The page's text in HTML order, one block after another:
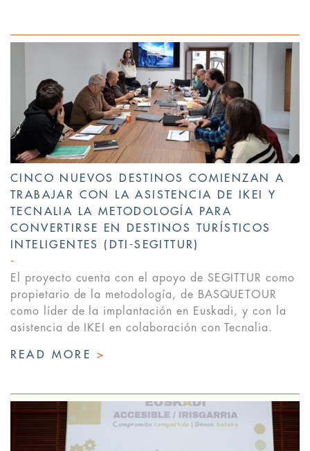
CINCO NUEVOS DESTINOS COMIENZAN A
TRABAJAR CON LA ASISTENCIA DE IKEI Y
TECNALIA LA METODOLOGÍA PARA
CONVERTIRSE EN DESTINOS TURÍSTICOS
INTELIGENTES (DTI-SEGITTUR)
El proyecto cuenta con el apoyo de SEGITTUR como
propietario de la metodología, de BASQUETOUR
como líder de la implantación en Euskadi, y con la
asistencia de IKEI en colaboración con Tecnalia.
READ MORE >